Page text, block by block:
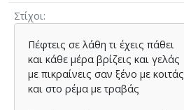
Στίχοι
Πέφτεις σε λάθη τι έχεις πάθει
και κάθε µέρα βρίζεις και γελάς
με πικραίνεις σαν ξένο µε κοιτάς
και στο ρέµα µε τραβάς